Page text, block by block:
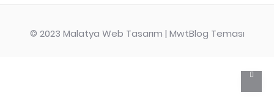
© 2023 Malatya Web Tasarım | MwtBlog Teması